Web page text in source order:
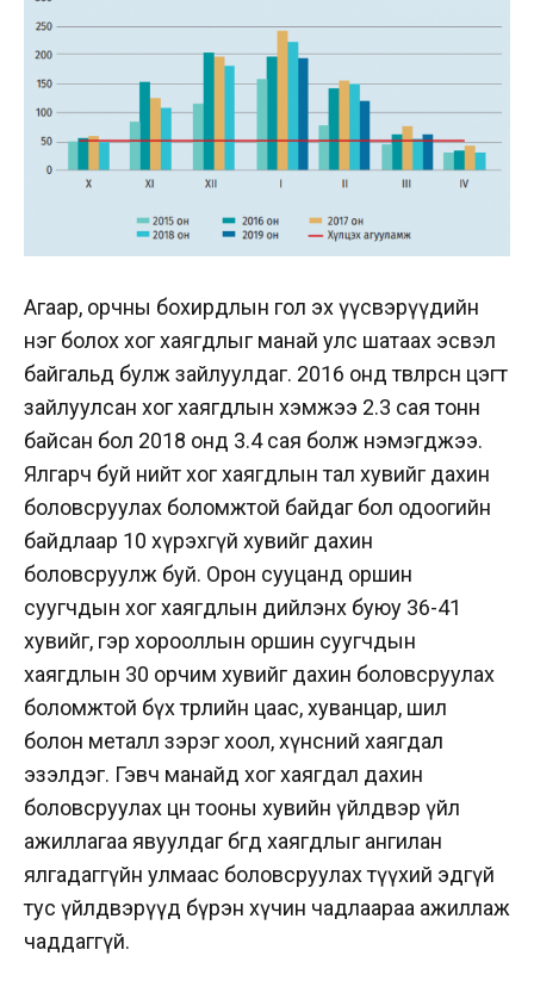
Агаар, орчны бохирдлын гол эх үүсвэрүүдийн
нэг болох хог хаягдлыг манай улс шатаах эсвэл
байгальд булж зайлуулдаг. 2016 онд төвлөрсөн цэгт
зайлуулсан хог хаягдлын хэмжээ 2.3 сая тонн
байсан бол 2018 онд 3.4 сая болж нэмэгджээ.
Ялгарч буй нийт хог хаягдлын тал хувийг дахин
боловсруулах боломжтой байдаг бол одоогийн
байдлаар 10 хүрэхгүй хувийг дахин
боловсруулж буй. Орон сууцанд оршин
суугчдын хог хаягдлын дийлэнх буюу 36-41
хувийг, гэр хорооллын оршин суугчдын
хаягдлын 30 орчим хувийг дахин боловсруулах
боломжтой бүх төрлийн цаас, хуванцар, шил
болон металл зэрэг хоол, хүнсний хаягдал
эзэлдэг. Гэвч манайд хог хаягдал дахин
боловсруулах цөөн тооны хувийн үйлдвэр үйл
ажиллагаа явуулдаг бөгөөд хаягдлыг ангилан
ялгадаггүйн улмаас боловсруулах түүхий эдгүй
тус үйлдвэрүүд бүрэн хүчин чадлаараа ажиллаж
чаддаггүй.